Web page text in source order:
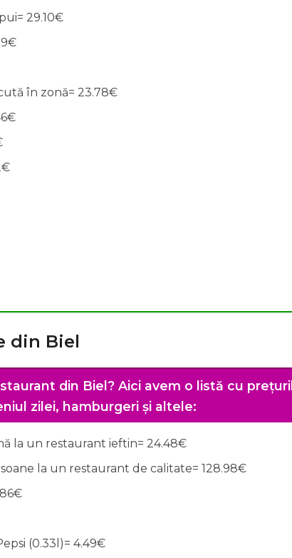
29.10€
în zonă= 23.78€
din Biel
din Biel?Aici avem o listă cu
zilei, hamburgeri și altele:
la un restaurant ieftin= 24.48€
la un restaurant de calitate= 128.98€
(0.33l)= 4.49€